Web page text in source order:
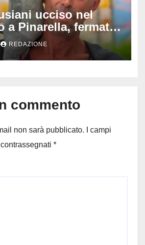
ucciso nel
a Pinarella, fermati
la svolta
intercettazioni e
REDAZIONE
commento
non sarà pubblicato.
I campi
*